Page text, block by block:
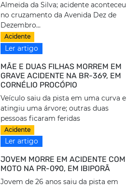
Almeida da Silva; acidente aconteceu
no cruzamento da Avenida Dez de
Dezembro...
Acidente
Ler artigo
MÃE E DUAS FILHAS MORREM EM
GRAVE ACIDENTE NA BR-369, EM
CORNÉLIO PROCÓPIO
Veículo saiu da pista em uma curva e
atingiu uma árvore; outras duas
pessoas ficaram feridas
Acidente
Ler artigo
JOVEM MORRE EM ACIDENTE COM
MOTO NA PR-090, EM IBIPORÃ
Jovem de 26 anos saiu da pista em